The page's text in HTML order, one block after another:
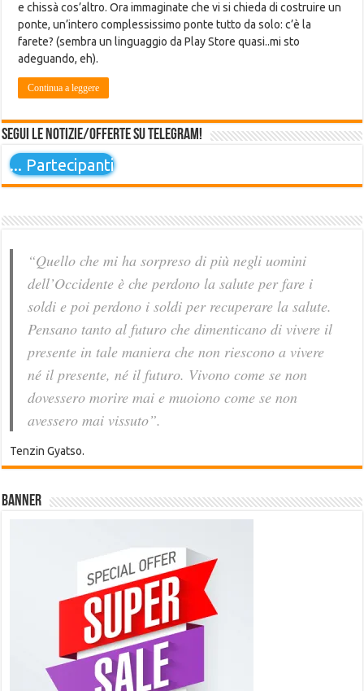
e chissà cos’altro. Ora immaginate che vi si chieda di costruire un
ponte, un’intero complessissimo ponte tutto da solo: c’è la
farete? (sembra un linguaggio da Play Store quasi..mi sto
adeguando, eh).
Continua a leggere
Segui le notizie/offerte su Telegram!
... Partecipanti
“Quello che mi ha sorpreso di più negli uomini
dell’Occidente è che perdono la salute per fare i
soldi e poi perdono i soldi per recuperare la salute.
Pensano tanto al futuro che dimenticano di vivere il
presente in tale maniera che non riescono a vivere
né il presente, né il futuro. Vivono come se non
dovessero morire mai e muoiono come se non
avessero mai vissuto”.
Tenzin Gyatso.
Banner